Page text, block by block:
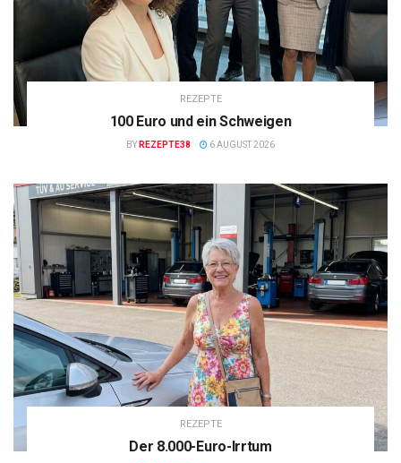
REZEPTE
100 Euro und ein Schweigen
BY REZEPTE38 6 AUGUST 2026
REZEPTE
Der 8.000-Euro-Irrtum